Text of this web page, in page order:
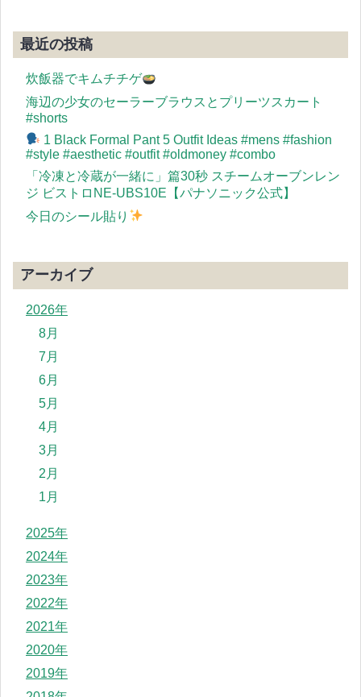
最近の投稿
炊飯器でキムチチゲ
海辺の少女のセーラーブラウスとプリーツスカート
#shorts
1 Black Formal Pant 5 Outfit Ideas #mens #fashion
#style #aesthetic #outfit #oldmoney #combo
「冷凍と冷蔵が一緒に」篇30秒 スチームオーブンレン
ジ ビストロNE-UBS10E【パナソニック公式】
今日のシール貼り
アーカイブ
2026年
8月
7月
6月
5月
4月
3月
2月
1月
2025年
2024年
2023年
2022年
2021年
2020年
2019年